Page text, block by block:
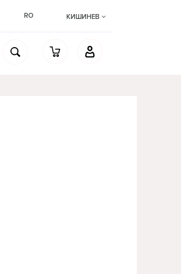
RO КИШИНЕВ